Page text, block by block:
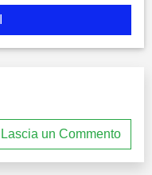
Lascia un Commento